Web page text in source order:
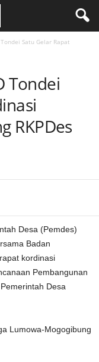
Satu Gelar Rapat
Tondei
RKPDes
Desa (Pemdes)
Badan
kordinasi
Pembangunan
Desa
Lumowa-Mogogibung